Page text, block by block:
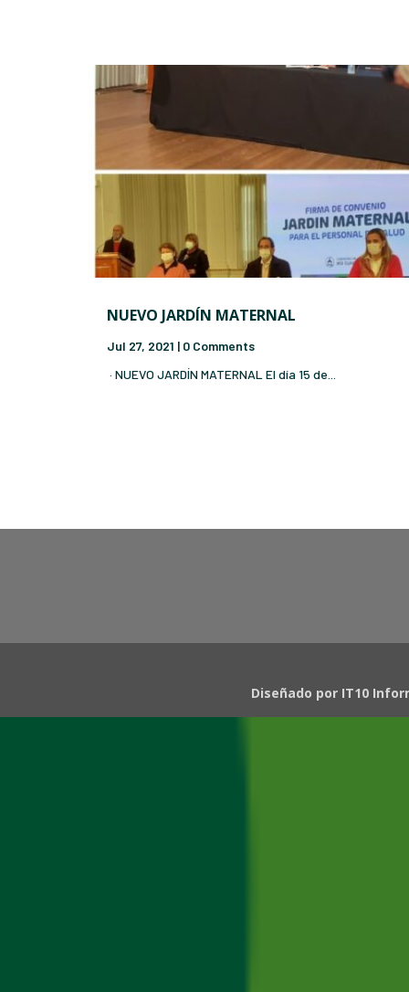
NUEVO JARDÍN MATERNAL
Jul 27, 2021 | 0 Comments
· NUEVO JARDÍN MATERNAL El día 15 de...
Diseñado por IT10